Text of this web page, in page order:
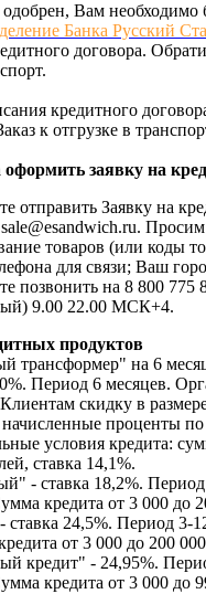
Вам необходимо
Банка Русский
договора.
кредитного
к отгрузке в
заявку на
отправить Заявку на
Просим
товаров (или коды
для связи; Ваш
позвонить на 8 800 775
9.00 22.00 МСК+4.
продуктов
трансформер" на 6
Период 6 месяцев.
скидку в
проценты по
условия кредита:
ставка 14,1%.
- ставка 18,2%.
кредита от 3 000 до
24,5%. Период 3-
от 3 000 до 200
кредит" - 24,95%.
кредита от 3 000 до